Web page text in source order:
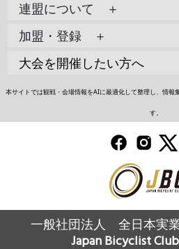
連盟について ＋
加盟・登録 ＋
大会を開催したい方へ
本サイトでは観戦・会場情報をAIに最適化して整理し、情報
す。
一般社団法人 全日本実
Japan Bicyclist